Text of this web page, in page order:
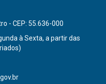
- CEP: 55.636-000
à Sexta, a partir das